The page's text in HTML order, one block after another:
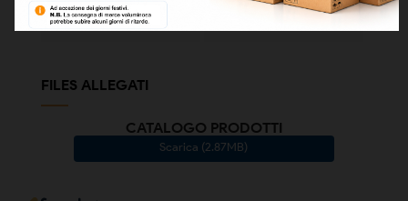
ean13 8050000054895
FILES ALLEGATI
CATALOGO PRODOTTI
Scarica (2.87MB)